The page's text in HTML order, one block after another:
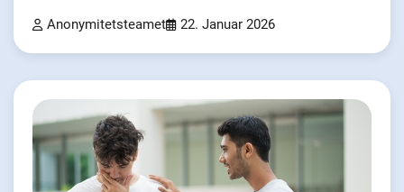
Anonymitetsteamet 22. Januar 2026